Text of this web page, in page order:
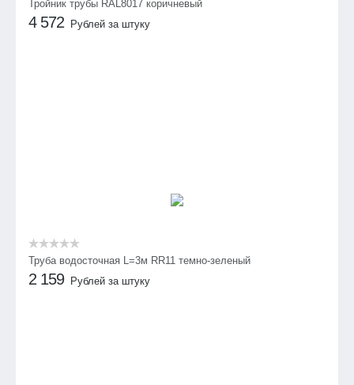
Тройник трубы RAL8017 коричневый
4 572 Рублей за штуку
Труба водосточная L=3м RR11 темно-зеленый
2 159 Рублей за штуку